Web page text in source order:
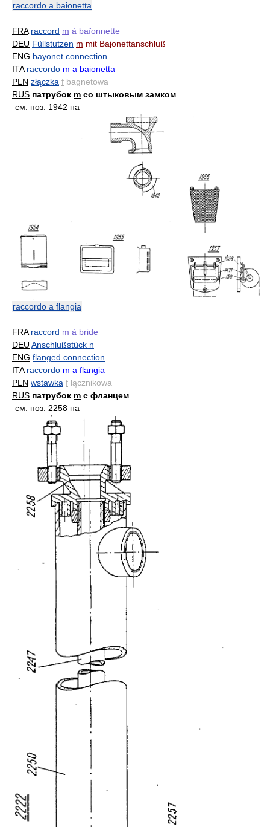
raccordo a baionetta
—
FRA raccord m à baïonnette
DEU Füllstutzen m mit Bajonettanschluß
ENG bayonet connection
ITA raccordo m a baionetta
PLN złączka f bagnetowa
RUS патрубок m со штыковым замком
см. поз. 1942 на
raccordo a flangia
—
FRA raccord m à bride
DEU Anschlußstück n
ENG flanged connection
ITA raccordo m a flangia
PLN wstawka f łącznikowa
RUS патрубок m с фланцем
см. поз. 2258 на